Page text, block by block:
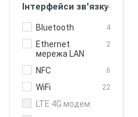
Інтерфейси зв'язку
Bluetooth 4
Ethernet
мережа LAN
2
NFC 6
WiFi 22
LTE 4G модем